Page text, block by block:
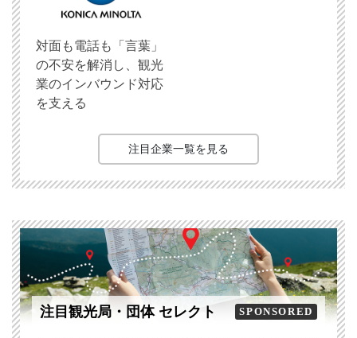
対面も電話も「言葉」
の不安を解消し、観光
業のインバウンド対応
を支える
注目企業一覧を見る
注目観光局・団体 セレクト SPONSORED